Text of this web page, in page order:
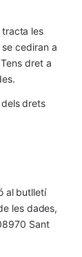
tracta les
cediran a
dret a
drets
al butlletí
les dades,
Sant